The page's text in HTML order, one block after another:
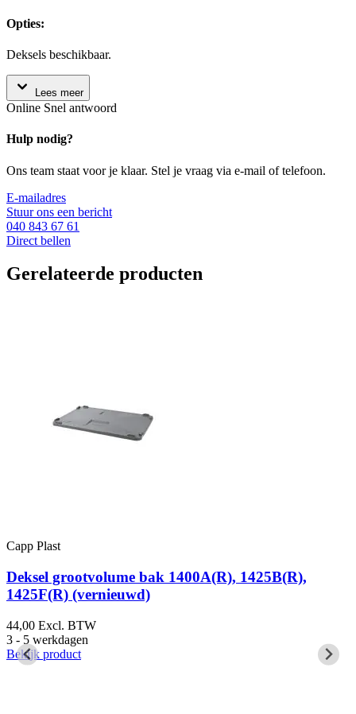
Opties:
Deksels beschikbaar.
Lees meer
Online Snel antwoord
Hulp nodig?
Ons team staat voor je klaar. Stel je vraag via e-mail of telefoon.
E-mailadres
Stuur ons een bericht
040 843 67 61
Direct bellen
Gerelateerde producten
Capp Plast
Deksel grootvolume bak 1400A(R), 1425B(R),
1425F(R) (vernieuwd)
44,00 Excl. BTW
3 - 5 werkdagen
Bekijk product